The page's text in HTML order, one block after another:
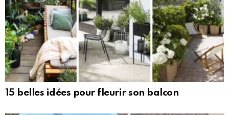
15 belles idées pour fleurir son balcon